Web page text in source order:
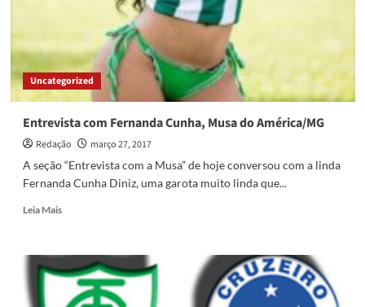
Uncategorized
Entrevista com Fernanda Cunha, Musa do América/MG
Redação
março 27, 2017
A seção “Entrevista com a Musa” de hoje conversou com a linda
Fernanda Cunha Diniz, uma garota muito linda que...
Leia MaisRead
Entrevista
com
Fernanda
Cunha,